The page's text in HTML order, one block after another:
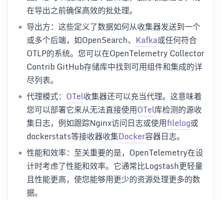
在导出之前确保高效的批处理。
导出方：这些定义了数据如何从收集器发送到一个
或多个后端，如OpenSearch、 Kafka或任何符合
OTLP的系统。您可以在OpenTelemetry Collector
Contrib GitHub存储库中找到可用组件和集成的详
尽列表。
代理模式： OTel收集器还可以充当代理。这意味着
您可以部署它来从无法直接使用OTel库检测的源收
集日志，例如跟踪Nginx访问日志或使用filelog或
dockerstats等接收器收集Docker容器日志。
性能和效率：至关重要的是，OpenTelemetry在设
计时考虑了性能和效率。它通常比Logstash更轻量
且性能更高，使您能够用更少的资源处理更多的数
据。